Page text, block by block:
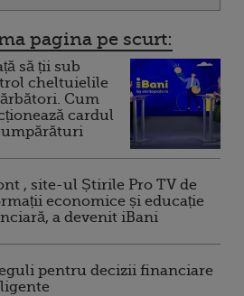
pagina pe scurt:
să ții sub
cheltuielile
Cum
cardul
, site-ul Știrile Pro TV de
economice și educație
a devenit iBani
pentru decizii financiare